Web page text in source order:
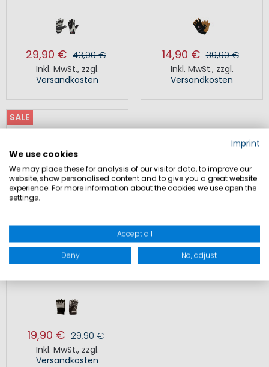
29,90 € 43,90 €
Inkl. MwSt., zzgl.
Versandkosten
14,90 € 39,90 €
Inkl. MwSt., zzgl.
Versandkosten
SALE
19,90 € 29,90 €
Inkl. MwSt., zzgl.
Versandkosten
Imprint
We use cookies
We may place these for analysis of our visitor data, to improve our
website, show personalised content and to give you a great website
experience. For more information about the cookies we use open the
settings.
Accept all
Deny No, adjust